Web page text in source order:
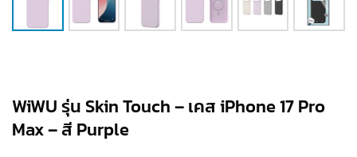
WiWU รุ่น Skin Touch – เคส iPhone 17 Pro
Max – สี Purple